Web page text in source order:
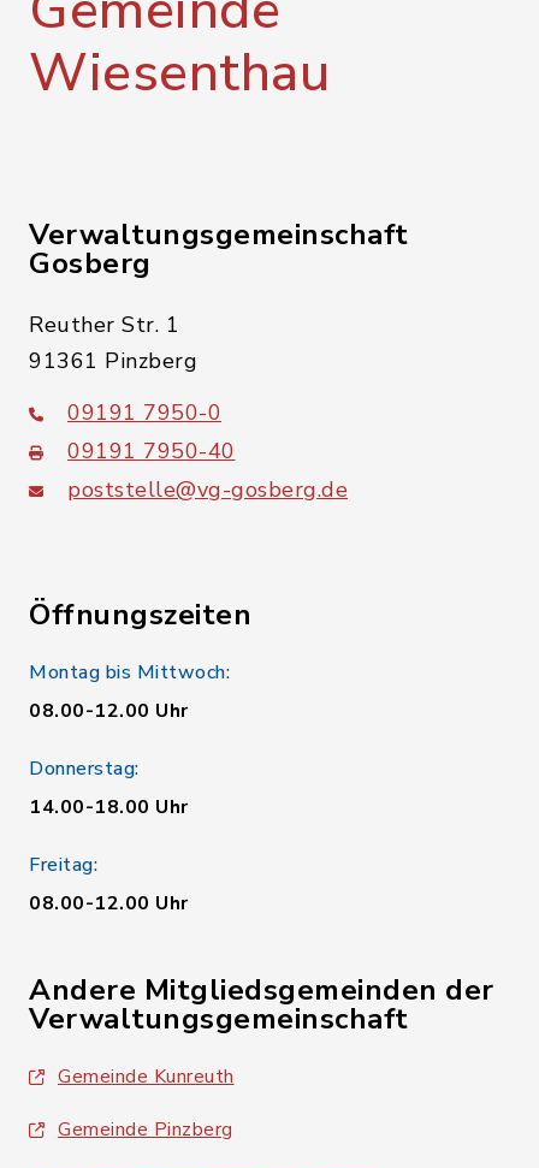
Wiesenthau
Verwaltungsgemeinschaft
Gosberg
Reuther Str. 1
91361 Pinzberg
09191 7950-0
09191 7950-40
poststelle@vg-gosberg.de
Öffnungszeiten
Montag bis Mittwoch:
08.00-12.00 Uhr
Donnerstag:
14.00-18.00 Uhr
Freitag:
08.00-12.00 Uhr
Andere Mitgliedsgemeinden der
Verwaltungsgemeinschaft
Gemeinde Kunreuth
Gemeinde Pinzberg